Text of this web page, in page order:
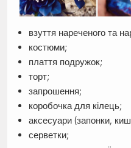
взуття нареченого та
костюми;
плаття подружок;
торт;
запрошення;
коробочка для кілець;
аксесуари (запонки,
серветки;